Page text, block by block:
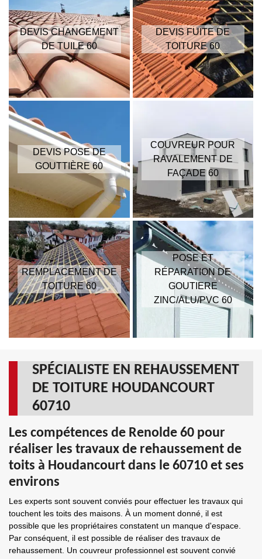
DEVIS CHANGEMENT
DE TUILE 60
DEVIS FUITE DE
TOITURE 60
DEVIS POSE DE
GOUTTIÈRE 60
COUVREUR POUR
RAVALEMENT DE
FAÇADE 60
REMPLACEMENT DE
TOITURE 60
POSE ET
RÉPARATION DE
GOUTIERE
ZINC/ALU/PVC 60
SPÉCIALISTE EN REHAUSSEMENT
DE TOITURE HOUDANCOURT
60710
Les compétences de Renolde 60 pour
réaliser les travaux de rehaussement de
toits à Houdancourt dans le 60710 et ses
environs
Les experts sont souvent conviés pour effectuer les travaux qui
touchent les toits des maisons. À un moment donné, il est
possible que les propriétaires constatent un manque d'espace.
Par conséquent, il est possible de réaliser des travaux de
rehaussement. Un couvreur professionnel est souvent convié